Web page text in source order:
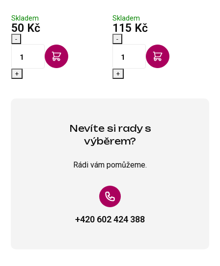
Skladem
50 Kčs DPH
-
+
Skladem
115 Kčs DPH
-
+
Nevíte si rady s
výběrem?
Rádi vám pomůžeme.
+420 602 424 388